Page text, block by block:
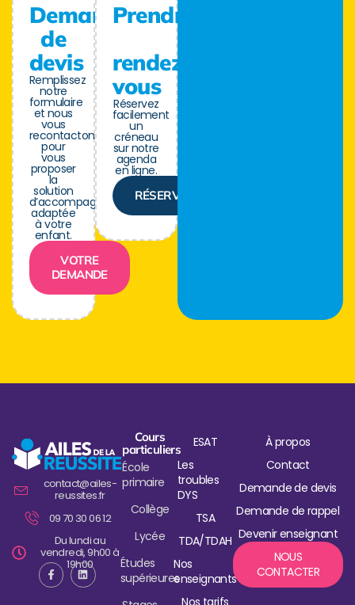
Demande
de
devis
Remplissez
notre
formulaire
et nous
vous
recontactons
pour
vous
proposer
la
solution
d’accompagnement
adaptée
à votre
enfant.
VOTRE
DEMANDE
Prendre
rendez-
vous
Réservez
facilement
un
créneau
sur notre
agenda
en ligne.
RÉSERVER
contact@ailes-
reussites.fr
09 70 30 06 12
Du lundi au
vendredi, 9h00 à
19h00
Cours
particuliers
École
primaire
Collège
Lycée
Études
supérieures
ESAT
Les
troubles
DYS
TSA
TDA/TDAH
Nos
enseignants
À propos
Contact
Demande de devis
Demande de rappel
Devenir enseignant
NOUS
CONTACTER